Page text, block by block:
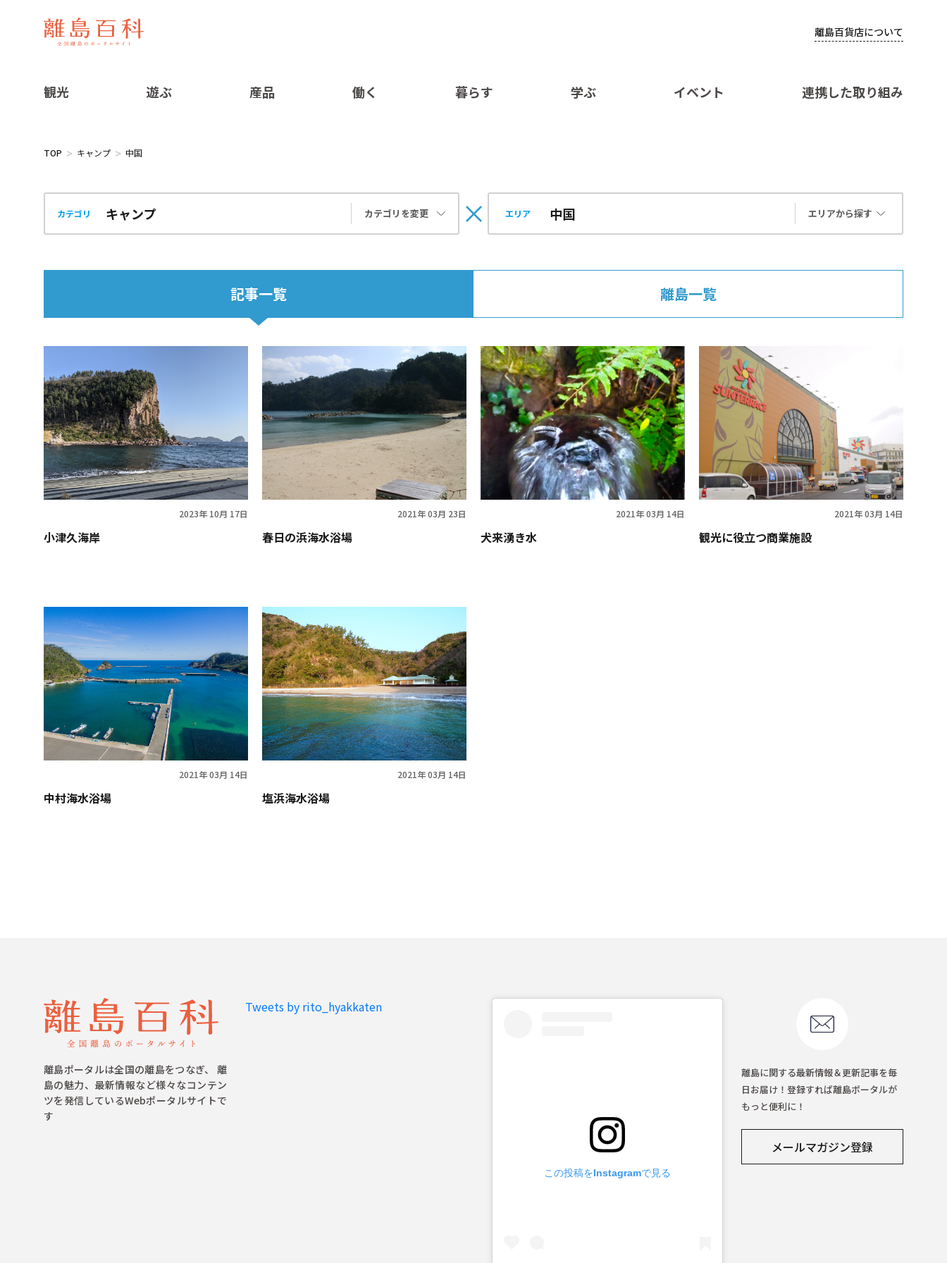
離島百貨店について
観光 遊ぶ 産品 働く 暮らす 学ぶ イベント 連携した取り組み
TOP キャンプ 中国
カテゴリ カテゴリを変更 エリア エリアから探す
記事一覧 離島一覧
2023年 10月 17日
小津久海岸
2021年 03月 23日
春日の浜海水浴場
2021年 03月 14日
犬来湧き水
2021年 03月 14日
観光に役立つ商業施設
2021年 03月 14日
中村海水浴場
2021年 03月 14日
塩浜海水浴場
離島ポータルは全国の離島をつなぎ、 離
島の魅力、最新情報など様々なコンテン
ツを発信しているWebポータルサイトで
す
Tweets by rito_hyakkaten
この投稿をInstagramで見る
離島に関する最新情報＆更新記事を毎
日お届け！登録すれば離島ポータルが
もっと便利に！
メールマガジン登録